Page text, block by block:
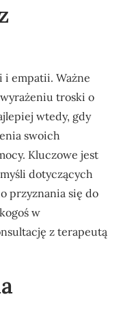
i empatii. Ważne
troski o
wtedy, gdy
swoich
Kluczowe jest
dotyczących
przyznania się do
w
z terapeutą